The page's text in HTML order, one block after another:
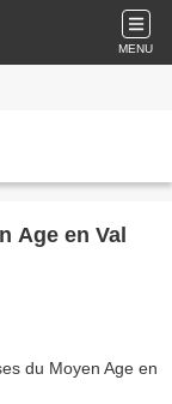
MENU
Age en Val